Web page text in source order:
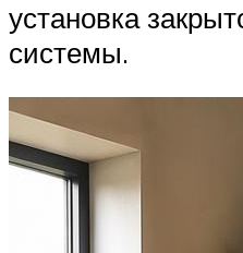
установка
системы.